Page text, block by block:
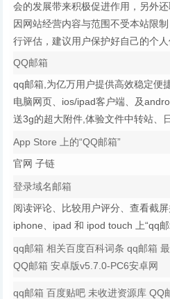
会的发展带来积极促进作用，另外
因网站经营内容与范围不受本站限
行评估，建议用户保护好自己的个人
QQ邮箱
qq邮箱,为亿万用户提供高效稳定便
电脑网页、ios/ipad客户端、及
送3g的超大附件,体验文件中转站、
‎App Store 上的“QQ邮箱”
官网 子链
登录域名邮箱
阅读评论、比较用户评分、查看截
iphone、ipad 和 ipod touch 上“qq邮
qq邮箱 相关百度百科词条 qq邮箱
QQ邮箱 安卓版v5.7.0-PC6安卓网
qq邮箱 百度贴吧 未收进资源库 QQ